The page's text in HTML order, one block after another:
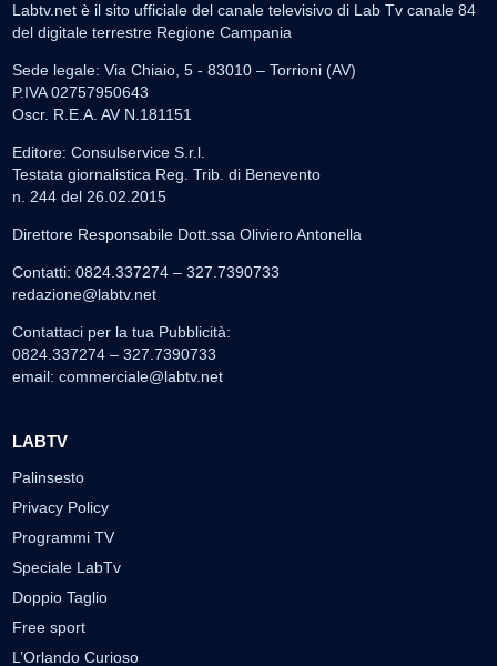
Labtv.net è il sito ufficiale del canale televisivo di Lab Tv canale 84
del digitale terrestre Regione Campania
Sede legale: Via Chiaio, 5 - 83010 – Torrioni (AV)
P.IVA 02757950643
Oscr. R.E.A. AV N.181151
Editore: Consulservice S.r.l.
Testata giornalistica Reg. Trib. di Benevento
n. 244 del 26.02.2015
Direttore Responsabile Dott.ssa Oliviero Antonella
Contatti: 0824.337274 – 327.7390733
redazione@labtv.net
Contattaci per la tua Pubblicità:
0824.337274 – 327.7390733
email: commerciale@labtv.net
LABTV
Palinsesto
Privacy Policy
Programmi TV
Speciale LabTv
Doppio Taglio
Free sport
L’Orlando Curioso